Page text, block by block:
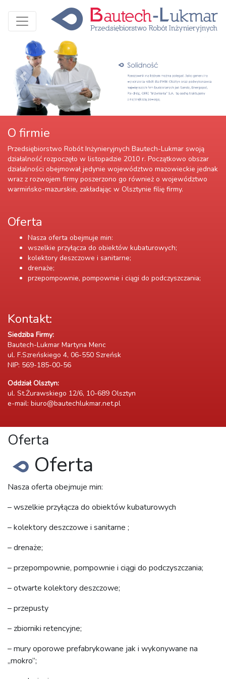
Previous Next
O firmie
Przedsiębiorstwo Robót Inżynieryjnych Bautech-Lukmar swoją
działalność rozpoczęło w listopadzie 2010 r. Początkowo obszar
działalności obejmował jedynie województwo mazowieckie jednak
wraz z rozwojem firmy poszerzono go również o województwo
warmińsko-mazurskie, zakładając w Olsztynie filię firmy.
Oferta
Nasza oferta obejmuje min:
wszelkie przyłącza do obiektów kubaturowych;
kolektory deszczowe i sanitarne;
drenaże;
przepompownie, pompownie i ciągi do podczyszczania;
Kontakt:
Siedziba Firmy:
Bautech-Lukmar Martyna Menc
ul. F.Szreńskiego 4, 06-550 Szreńsk
NIP: 569-185-00-56
Oddział Olsztyn:
ul. St.Żurawskiego 12/6, 10-689 Olsztyn
e-mail: biuro@bautechlukmar.net.pl
Oferta
Oferta
Nasza oferta obejmuje min:
– wszelkie przyłącza do obiektów kubaturowych
– kolektory deszczowe i sanitarne ;
– drenaże;
– przepompownie, pompownie i ciągi do podczyszczania;
– otwarte kolektory deszczowe;
– przepusty
– zbiorniki retencyjne;
– mury oporowe prefabrykowane jak i wykonywane na
„mokro”;